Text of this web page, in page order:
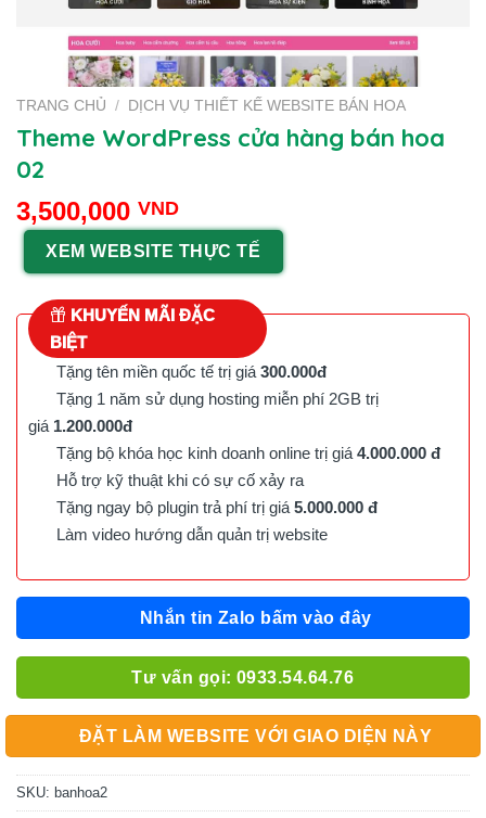
TRANG CHỦ / DỊCH VỤ THIẾT KẾ WEBSITE BÁN HOA
Theme WordPress cửa hàng bán hoa
02
3,500,000 VND
XEM WEBSITE THỰC TẾ
KHUYẾN MÃI ĐẶC
BIỆT
Tặng tên miền quốc tế trị giá 300.000đ
Tặng 1 năm sử dụng hosting miễn phí 2GB trị
giá 1.200.000đ
Tặng bộ khóa học kinh doanh online trị giá 4.000.000 đ
Hỗ trợ kỹ thuật khi có sự cố xảy ra
Tặng ngay bộ plugin trả phí trị giá 5.000.000 đ
Làm video hướng dẫn quản trị website
Nhắn tin Zalo bấm vào đây
Tư vấn gọi: 0933.54.64.76
ĐẶT LÀM WEBSITE VỚI GIAO DIỆN NÀY
SKU: banhoa2